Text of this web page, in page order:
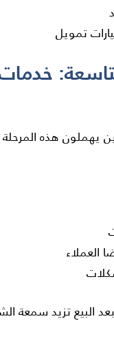
تمويل
يهملون هذه
العملاء
بعد البيع تزيد سمعة